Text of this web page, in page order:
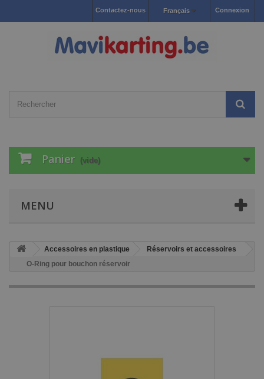
Connexion
Français
Contactez-nous
Panier (vide)
MENU
Accessoires en plastique
Réservoirs et accessoires
O-Ring pour bouchon réservoir